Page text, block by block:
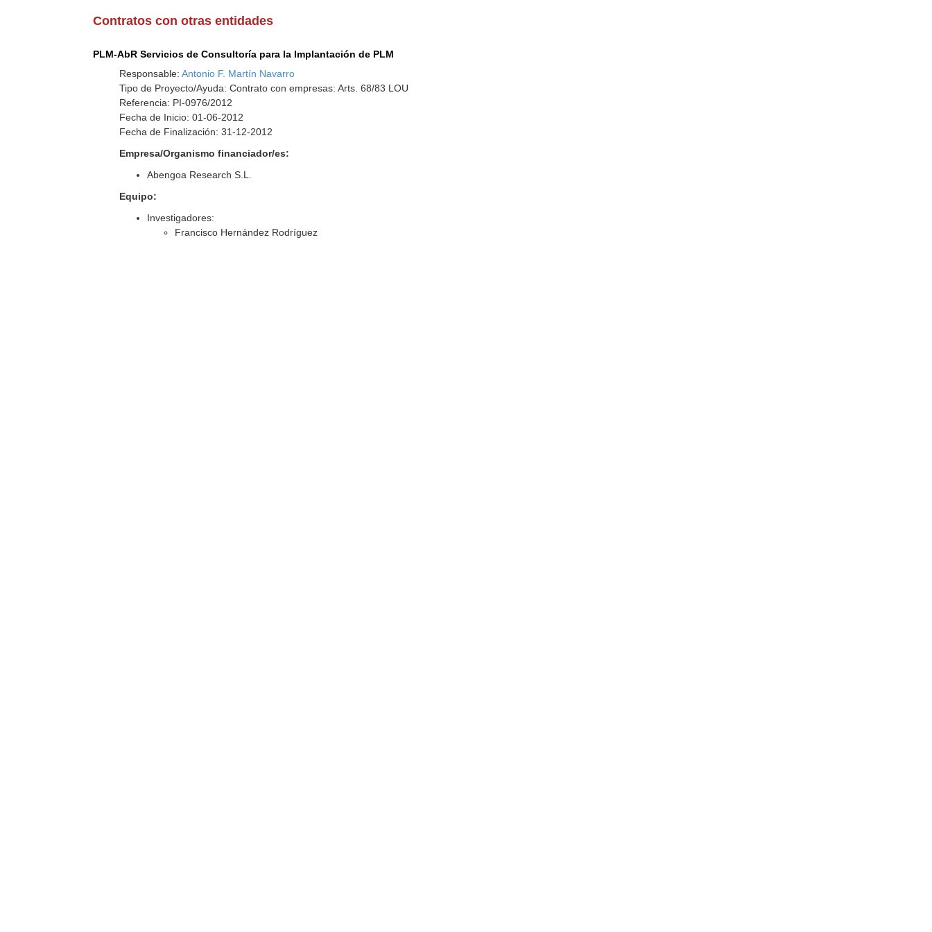
Contratos con otras entidades
PLM-AbR Servicios de Consultoría para la Implantación de PLM
Responsable:Antonio F. Martín Navarro
Tipo de Proyecto/Ayuda: Contrato con empresas: Arts. 68/83 LOU
Referencia: PI-0976/2012
Fecha de Inicio: 01-06-2012
Fecha de Finalización: 31-12-2012
Empresa/Organismo financiador/es:
Abengoa Research S.L.
Equipo:
Investigadores:
Francisco Hernández Rodríguez